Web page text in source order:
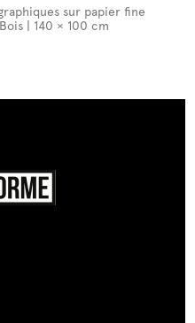
sur papier fine
| 140 × 100 cm